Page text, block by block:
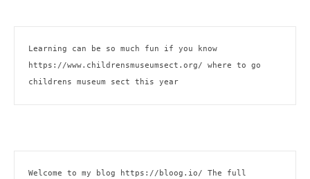
https://www.childrensmuseumsect.org/ where to go
childrens museum sect this year
Welcome to my blog https://bloog.io/ The full